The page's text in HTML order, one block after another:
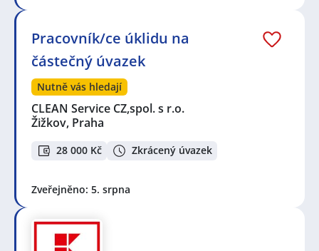
Pracovník/ce úklidu na
částečný úvazek
Nutně vás hledají
CLEAN Service CZ,spol. s r.o.
Žižkov, Praha
28 000 Kč Zkrácený úvazek
Zveřejněno: 5. srpna